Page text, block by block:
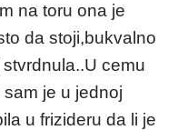
na toru ona je
da stoji,bukvalno
cemu
je u jednoj
u frizideru da li je